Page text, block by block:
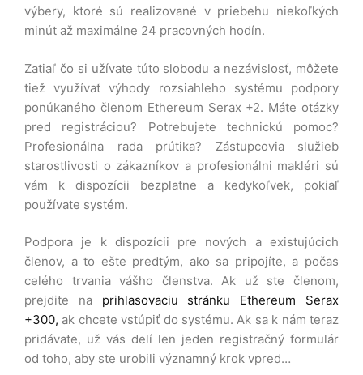
výbery, ktoré sú realizované v priebehu niekoľkých
minút až maximálne 24 pracovných hodín.
Zatiaľ čo si užívate túto slobodu a nezávislosť, môžete
tiež využívať výhody rozsiahleho systému podpory
ponúkaného členom Ethereum Serax +2. Máte otázky
pred registráciou? Potrebujete technickú pomoc?
Profesionálna rada prútika? Zástupcovia služieb
starostlivosti o zákazníkov a profesionálni makléri sú
vám k dispozícii bezplatne a kedykoľvek, pokiaľ
používate systém.
Podpora je k dispozícii pre nových a existujúcich
členov, a to ešte predtým, ako sa pripojíte, a počas
celého trvania vášho členstva. Ak už ste členom,
prejdite na prihlasovaciu stránku Ethereum Serax
+300, ak chcete vstúpiť do systému. Ak sa k nám teraz
pridávate, už vás delí len jeden registračný formulár
od toho, aby ste urobili významný krok vpred…